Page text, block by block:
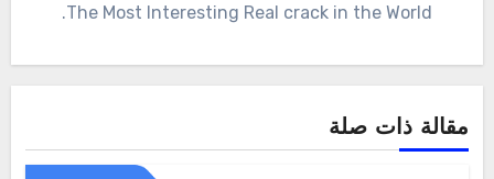
The Most Interesting Real crack in the World.
مقالة ذات صلة